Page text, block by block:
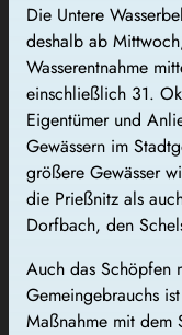
Die Untere
deshalb ab
Wasserentnahme
einschließlich 31.
Eigentümer und
Gewässern im
größere Gewässer
die Prießnitz als
Dorfbach, den
Auch das Schöpfen
Gemeingebrauchs
Maßnahme mit dem